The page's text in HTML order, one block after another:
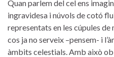
Quan parlem del cel ens
ingravidesa i núvols de cotó
representats en les cúpules
cos ja no serveix –pensem- i
àmbits celestials. Amb això